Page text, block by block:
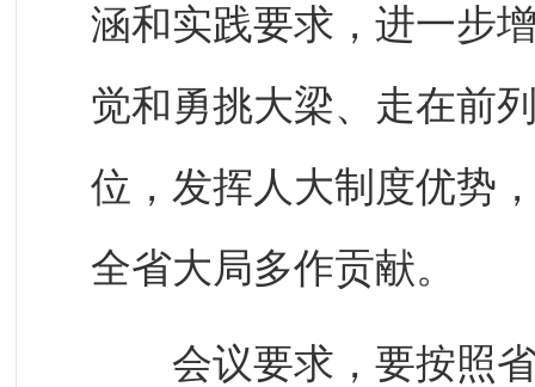
涵和实践要求，进一步
觉和勇挑大梁、走在前
位，发挥人大制度优势
全省大局多作贡献。
会议要求，要按照省